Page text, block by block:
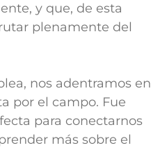
y que, de esta
plenamente del
nos adentramos en
por el campo. Fue
para conectarnos
más sobre el